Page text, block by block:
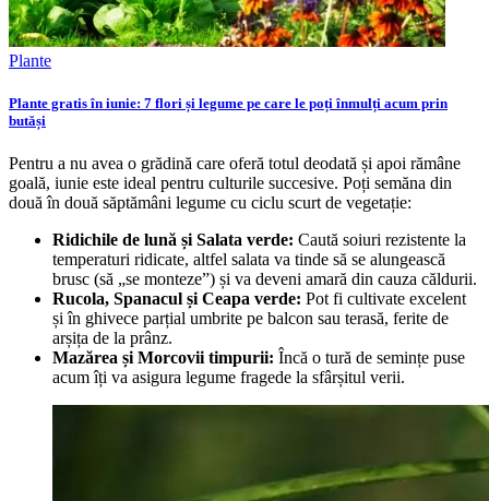
Plante
Plante gratis în iunie: 7 flori și legume pe care le poți înmulți acum prin
butăși
Pentru a nu avea o grădină care oferă totul deodată și apoi rămâne
goală, iunie este ideal pentru culturile succesive. Poți semăna din
două în două săptămâni legume cu ciclu scurt de vegetație:
Ridichile de lună și Salata verde: Caută soiuri rezistente la
temperaturi ridicate, altfel salata va tinde să se alungească
brusc (să „se monteze”) și va deveni amară din cauza căldurii.
Rucola, Spanacul și Ceapa verde: Pot fi cultivate excelent
și în ghivece parțial umbrite pe balcon sau terasă, ferite de
arșița de la prânz.
Mazărea și Morcovii timpurii: Încă o tură de semințe puse
acum îți va asigura legume fragede la sfârșitul verii.